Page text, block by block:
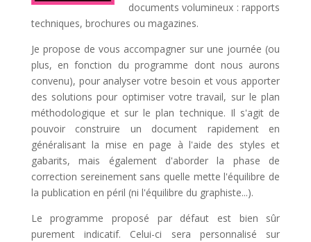
documents volumineux : rapports
techniques, brochures ou magazines.
Je propose de vous accompagner sur une journée (ou
plus, en fonction du programme dont nous aurons
convenu), pour analyser votre besoin et vous apporter
des solutions pour optimiser votre travail, sur le plan
méthodologique et sur le plan technique. Il s'agit de
pouvoir construire un document rapidement en
généralisant la mise en page à l'aide des styles et
gabarits, mais également d'aborder la phase de
correction sereinement sans quelle mette l'équilibre de
la publication en péril (ni l'équilibre du graphiste...).
Le programme proposé par défaut est bien sûr
purement indicatif. Celui-ci sera personnalisé sur